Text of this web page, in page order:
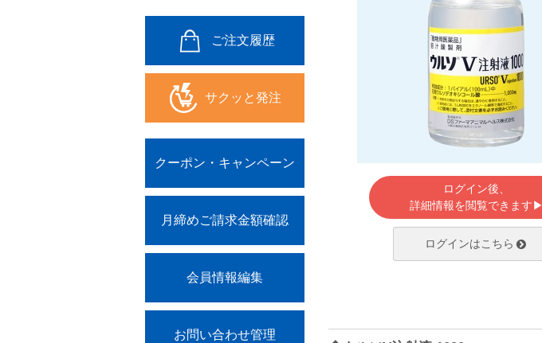
ご注文履歴
サクッと発注
クーポン・キャンペーン
月締めご請求金額確認
会員情報編集
お問い合わせ管理
ログイン後、
詳細情報を閲覧できます▶
ログインはこちら